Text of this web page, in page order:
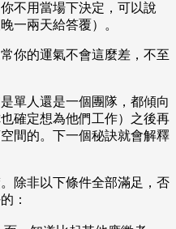
不用當場下決定，可以說
一兩天給答覆）。
你的運氣不會這麼差，不至
單人還是一個團隊，都傾向
確定想為他們工作）之後再
間的。下一個秘訣就會解釋
除非以下條件全部滿足，否
：